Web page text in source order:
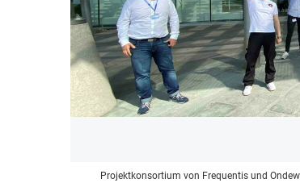
Projektkonsortium von Frequentis und